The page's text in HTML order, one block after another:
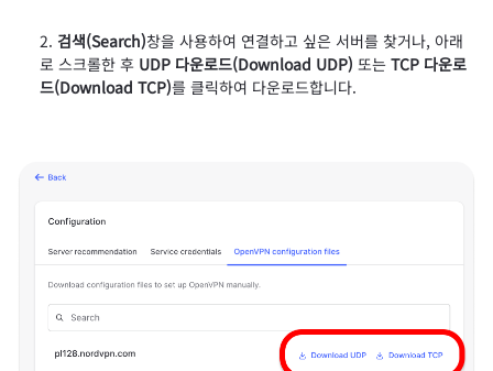
검색(Search)창을 사용하여 연결하고 싶은 서버를 찾거나, 아래
로 스크롤한 후 UDP 다운로드(Download UDP) 또는 TCP 다운로
드(Download TCP)를 클릭하여 다운로드합니다.